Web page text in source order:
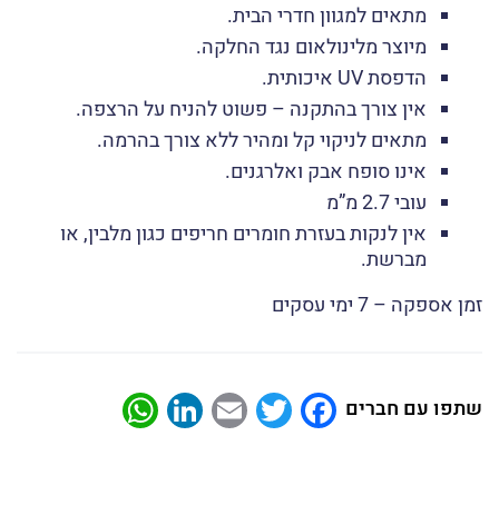
מתאים למגוון חדרי הבית.
מיוצר מלינולאום נגד החלקה.
הדפסת UV איכותית.
אין צורך בהתקנה – פשוט להניח על הרצפה.
מתאים לניקוי קל ומהיר ללא צורך בהרמה.
אינו סופח אבק ואלרגנים.
עובי 2.7 מ”מ
אין לנקות בעזרת חומרים חריפים כגון מלבין, או
מברשת.
זמן אספקה – 7 ימי עסקים
שתפו עם חברים Facebook
Twitter
Email
LinkedIn